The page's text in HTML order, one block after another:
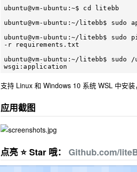
ubuntu@vm-ubuntu:~$ cd litebb
ubuntu@vm-ubuntu:~/litebb$
ubuntu@vm-ubuntu:~/litebb$
-r requirements.txt
ubuntu@vm-ubuntu:~/litebb$
支持 Linux 和 Windows 10 系统 WSL 中安
应用截图
点亮 ⭐ Star 哦： Github.com/